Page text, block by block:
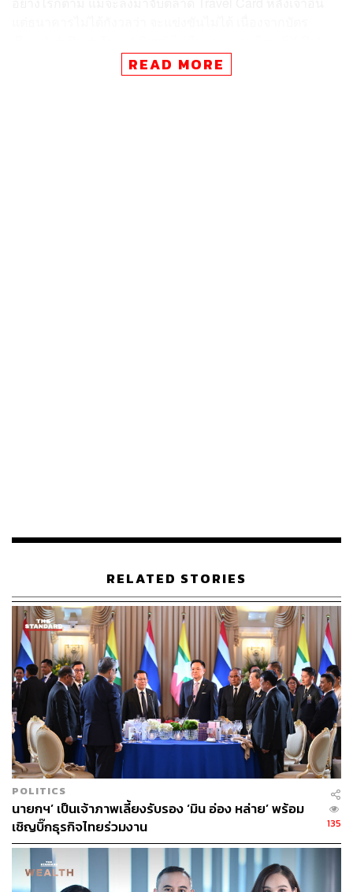
และไม่มีค่าธรรมเนียมบัตรรายปี จึงตอบโจทย์ กลุ่มนักเดิน
ทาง ที่ต้องการสิทธิประโยชน์ โดยไม่ต้องเสียค่ามาร์กอัป อีก
และสกุลเงินที่นอกเหนือที่รองรับ จะทำรายการผ่านเงินสกุล
Mastercard ณ ช่วงเวลาทำการ
2. ไม่มีค่าความเสี่ยงจากความผันผวนของอัตราแลกเปลี่ยน
เงินตราสกุลต่างประเทศ 2.5% (Foreign Exchange Rate
Risk : FX Rate) ในทุกการใช้จ่ายผ่านบัตร และถอนเงินสด
สกุลเงินต่างประเทศผ่านเครื่อง ATM ที่ต่างประเทศที่รองรับ
Mastercard ทั่วโลก
3. แลกเรตถูกใจ ได้ทันที สามารถตั้งค่าแจ้งเตือนเรตค่าเงินที่
ต้องการไว้ล่วงหน้า ครอบคลุมสกุลเงินต่างประเทศมากถึง 11
สกุลเงิน ได้แก่ USD, GBP, EUR, JPY, HKD, SGD, CNY,
AUD, NZD, CAD, และ CHF สามารถแลกเปลี่ยนสกุลเงิน
ด้วยตนเองตลอด 24 ชม. ผ่านโมบายแบงกิ้งธนาคารกรุงเทพ
4. รับความคุ้มครองประกันภัยการเดินทางต่างประเทศมูลค่า
กว่า 3 ล้านบาท โดย บริษัท กรุงเทพประกันภัย จำกัด
(มหาชน)
READ MORE
RELATED STORIES
POLITICS
นายกฯ’ เป็นเจ้าภาพเลี้ยงรับรอง ‘มิน อ่อง หล่าย’ พร้อม
เชิญบิ๊กธุรกิจไทยร่วมงาน
135